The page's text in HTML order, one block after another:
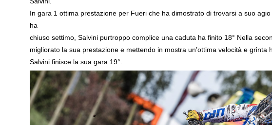
In gara 1 ottima prestazione per Fueri che ha dimostrato di trovarsi a suo
ha
chiuso settimo, Salvini purtroppo complice una caduta ha finito 18° Nella
migliorato la sua prestazione e mettendo in mostra un’ottima velocità e grinta
Salvini finisce la sua gara 19°.